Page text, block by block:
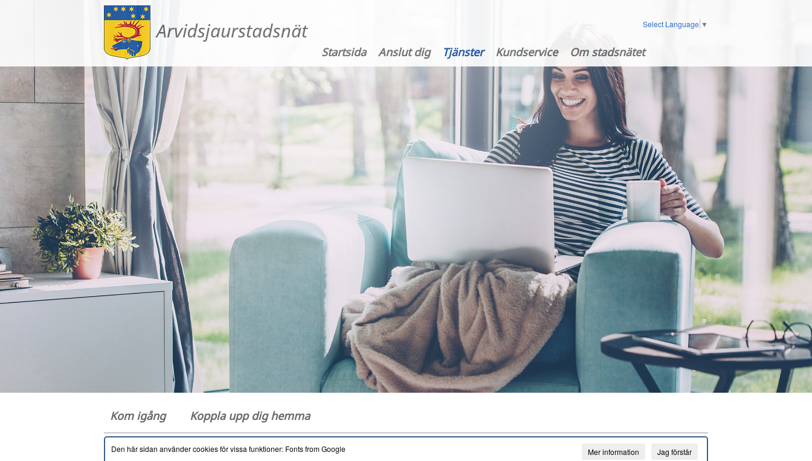
Startsida Anslut dig Tjänster Kundservice Om stadsnätet
Select Language ▼
Kom igång Koppla upp dig hemma
Den här sidan använder cookies för vissa funktioner: Fonts from Google Jag förstår
Mer information